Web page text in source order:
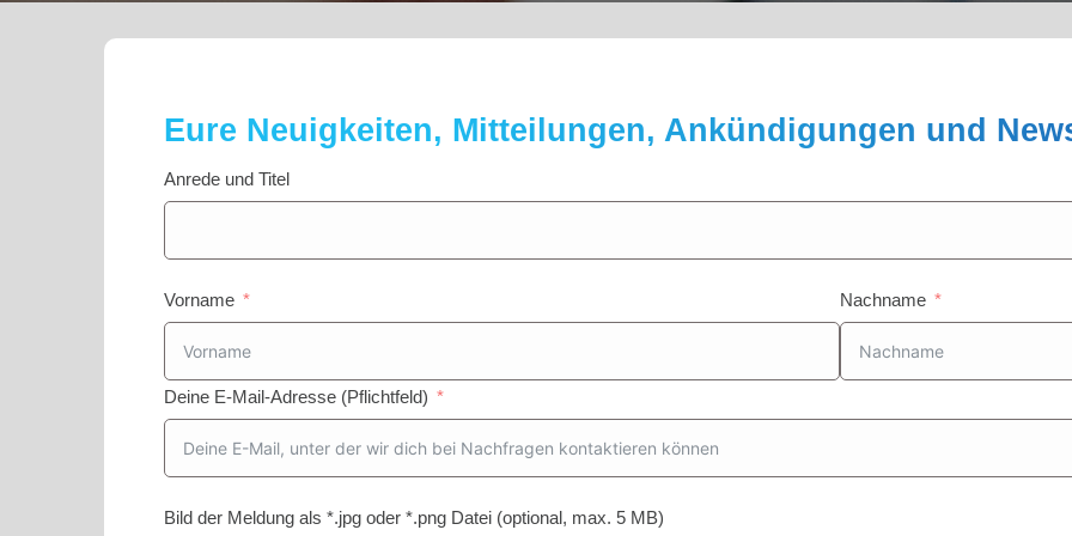
Eure Neuigkeiten, Mitteilungen, Ankündigungen und
Anrede und Titel
Vorname Nachname
Deine E-Mail-Adresse (Pflichtfeld)
Bild der Meldung als *.jpg oder *.png Datei (optional, max. 5 MB)